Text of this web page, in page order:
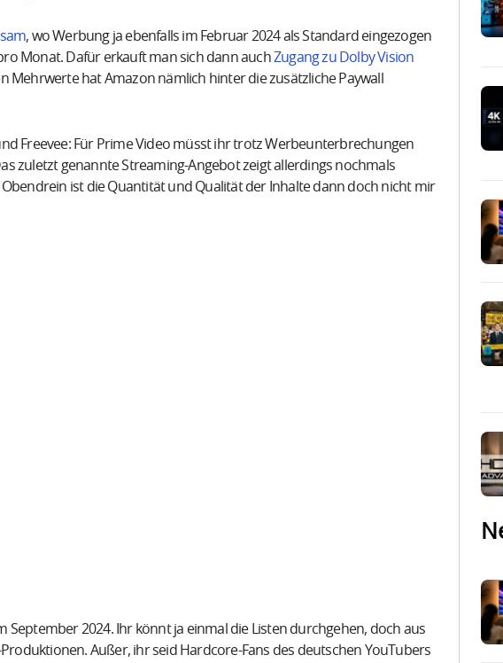
, wo Werbung ja ebenfalls im Februar 2024 als Standard eingezogen
Monat. Dafür erkauft man sich dann auch Zugang zu Dolby Vision
Mehrwerte hat Amazon nämlich hinter die zusätzliche Paywall
Freevee: Für Prime Video müsst ihr trotz Werbeunterbrechungen
zuletzt genannte Streaming-Angebot zeigt allerdings nochmals
ist die Quantität und Qualität der Inhalte dann doch nicht mir
September 2024. Ihr könnt ja einmal die Listen durchgehen, doch aus
Außer, ihr seid Hardcore-Fans des deutschen YouTubers